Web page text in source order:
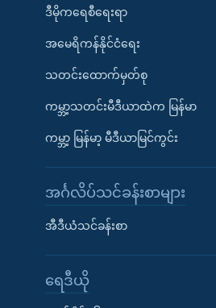
ဒီမိုကရေစီရေးရာ
အမေရိကန်နိုင်ငံရေး
သတင်းထောက်မှတ်စု
ကမ္ဘာ့သတင်းမီဒီယာထဲက မြန်မာ
ကမ္ဘာ့ မြန်မာ့ မီဒီယာမြင်ကွင်း
အင်္ဂလိပ်သင်ခန်းစာများ
အီဒီယံသင်ခန်းစာ
ရေဒီယို